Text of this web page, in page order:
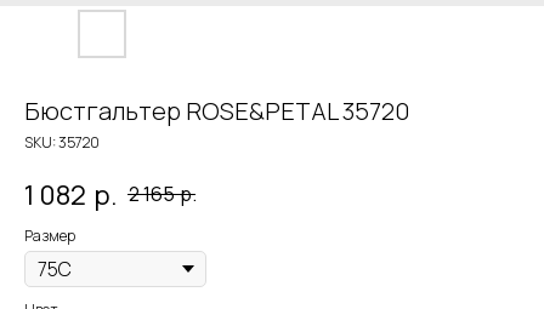
Бюстгальтер ROSE&PETAL 35720
SKU:35720
1 082 р. 2 165р.
Размер